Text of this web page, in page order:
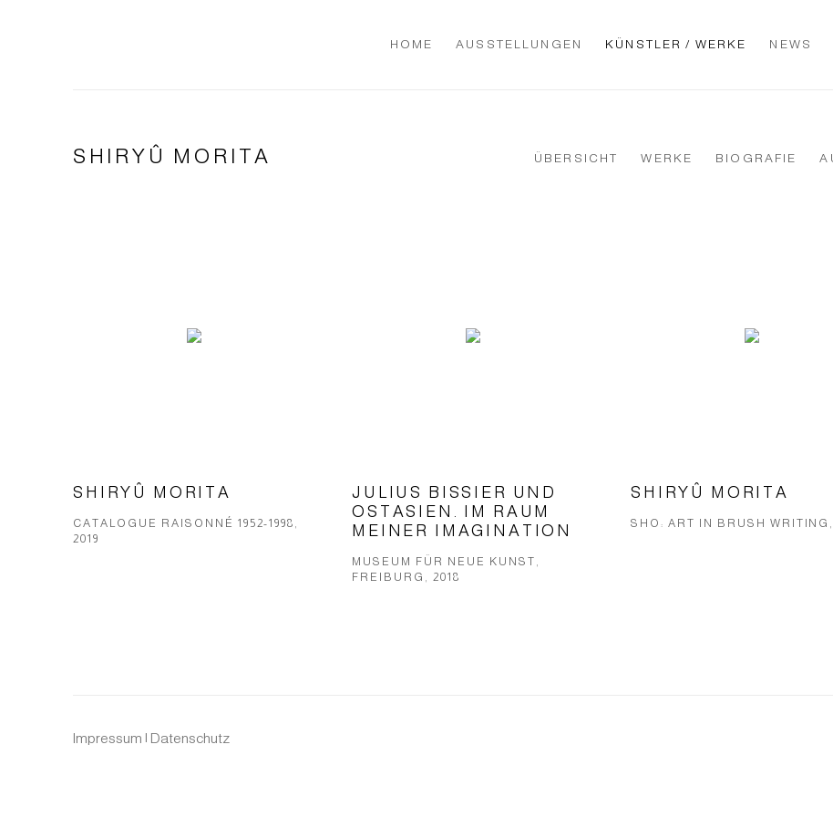
HOME AUSSTELLUNGEN KÜNSTLER / WERKE NEWS
SHIRYÛ MORITA ÜBERSICHT WERKE BIOGRAFIE
SHIRYÛ MORITA
CATALOGUE RAISONNÉ 1952-1998,
2019
JULIUS BISSIER UND
OSTASIEN. IM RAUM
MEINER IMAGINATION
MUSEUM FÜR NEUE KUNST,
FREIBURG, 2018
SHIRYÛ MORITA
SHO: ART IN BRUSH WRITING,
Impressum | Datenschutz